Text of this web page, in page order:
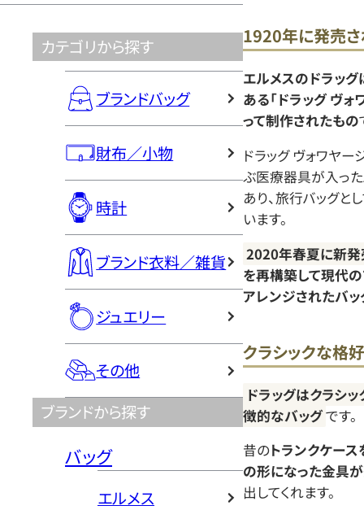
カテゴリから探す
ブランドバッグ
財布／小物
時計
ブランド衣料／雑貨
ジュエリー
その他
ブランドから探す
バッグ
エルメス
1920年に発売
エルメスのドラッ
ある「ドラッグ ヴォ
って制作されたもの
ドラッグ ヴォワヤー
ぶ医療器具が入った
あり、旅行バッグ
います。
2020年春夏に新発
を再構築して現代
アレンジされたバッ
クラシックな格
ドラッグはクラシ
徴的なバッグです。
昔のトランクケー
の形になった金具
出してくれます。